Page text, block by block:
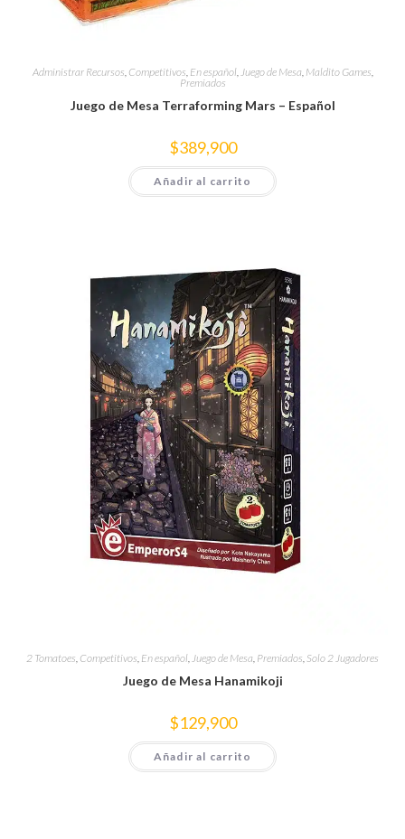
Administrar Recursos, Competitivos, En español,Juego de Mesa, Maldito Games,
Premiados
Juego de Mesa Terraforming Mars – Español
$389,900
Añadir al carrito
2 Tomatoes Competitivos En español Juego de Mesa Premiados Solo 2 Jugadores
Juego de Mesa Hanamikoji
$129,900
Añadir al carrito